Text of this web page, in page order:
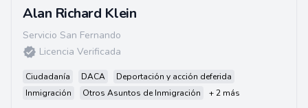
Alan Richard Klein
Servicio San Fernando
Licencia Verificada
Ciudadanía DACA
Deportación y acción deferida
Inmigración
Otros Asuntos de Inmigración + 2 más